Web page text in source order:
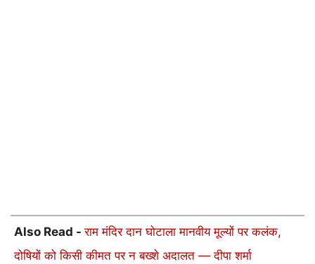
Also Read -राम मंदिर दान घोटाला मानवीय मूल्यों पर कलंक,
दोषियों को किसी कीमत पर न बख्शे अदालत — दीपा शर्मा